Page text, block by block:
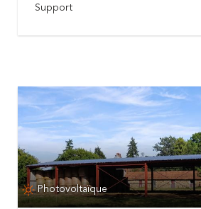
Support
Photovoltaïque